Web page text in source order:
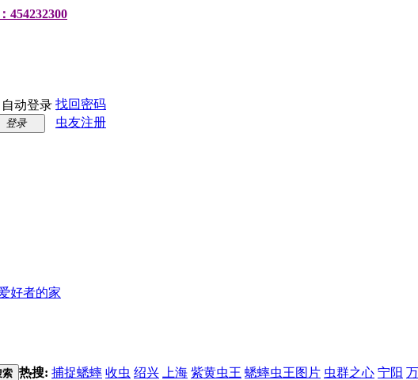
454232300
自动登录 找回密码
登录 虫友注册
好者的家
索 热搜: 捕捉蟋蟀 收虫 绍兴 上海 紫黄虫王 蟋蟀虫王图片 虫群之心 宁阳